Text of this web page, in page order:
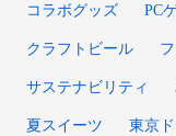
コラボグッズ PC
クラフトビール
サステナビリティ
夏スイーツ 東京